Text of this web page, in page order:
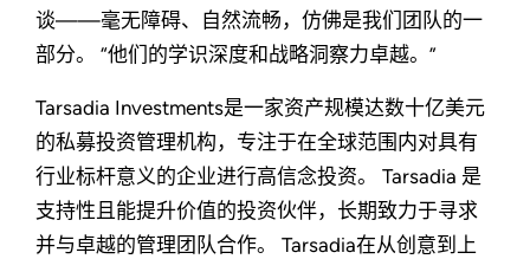
谈——毫无障碍、自然流畅，仿佛是我们团队的一
部分。 “他们的学识深度和战略洞察力卓越。”
Tarsadia Investments是一家资产规模达数十亿美元
的私募投资管理机构，专注于在全球范围内对具有
行业标杆意义的企业进行高信念投资。 Tarsadia 是
支持性且能提升价值的投资伙伴，长期致力于寻求
并与卓越的管理团队合作。 Tarsadia在从创意到上